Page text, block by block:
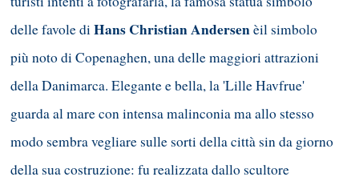
delle favole diHans Christian Andersenèil simbolo
più noto di Copenaghen, una delle maggiori attrazioni
della Danimarca. Elegante e bella, la 'Lille Havfrue'
guarda al mare con intensa malinconia ma allo stesso
modo sembra vegliare sulle sorti della città sin da giorno
della sua costruzione: fu realizzata dallo scultore